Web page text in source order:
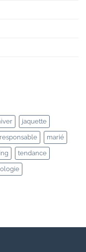
jaquette
marié
tendance